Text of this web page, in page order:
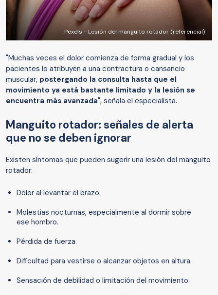
Pexels - Lesión del manguito rotador (referencial)
"Muchas veces el dolor comienza de forma gradual y los
pacientes lo atribuyen a una contractura o cansancio
muscular, postergando la consulta hasta que el
movimiento ya está bastante limitado y la lesión se
encuentra más avanzada", señala el especialista.
Manguito rotador: señales de alerta
que no se deben ignorar
Existen síntomas que pueden sugerir una lesión del manguito
rotador:
Dolor al levantar el brazo.
Molestias nocturnas, especialmente al dormir sobre
ese hombro.
Pérdida de fuerza.
Dificultad para vestirse o alcanzar objetos en altura.
Sensación de debilidad o limitación del movimiento.